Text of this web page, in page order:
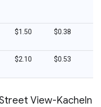
$1.50 $0.38
$2.10 $0.53
View-Kacheln